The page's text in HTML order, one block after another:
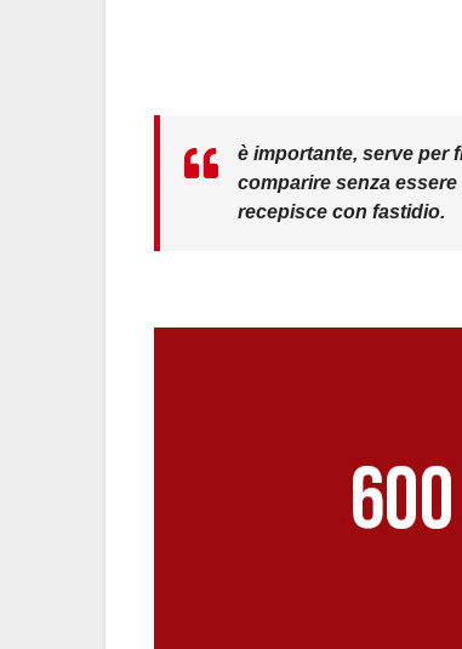
è importante, serve per
comparire senza
recepisce con fastidio.